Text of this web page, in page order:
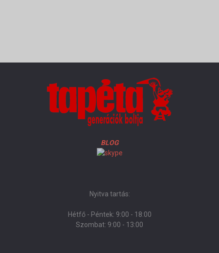
BLOG
Nyitva tartás:
Hétfő - Péntek: 9:00 - 18:00
Szombat: 9:00 - 13:00